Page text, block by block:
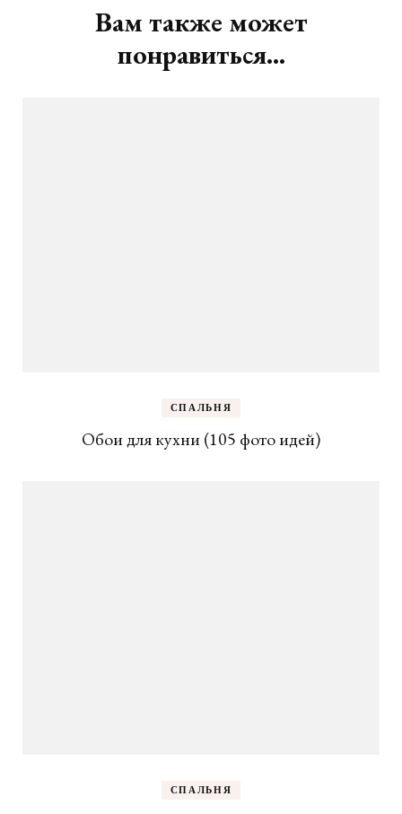
записямВам также может
понравиться...
СПАЛЬНЯ
Обои для кухни (105 фото идей)
СПАЛЬНЯ